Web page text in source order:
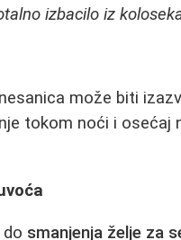
izbacilo iz
može biti
tokom noći i osećaj
smanjenja želje za